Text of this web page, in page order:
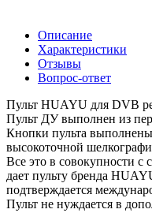
Описание
Характеристики
Отзывы
Вопрос-ответ
Пульт HUAYU для DVB
Пульт ДУ выполнен из
Кнопки пульта
высокоточной
Все это в совокупности с
дает пульту бренда
подтверждается
Пульт не нуждается в